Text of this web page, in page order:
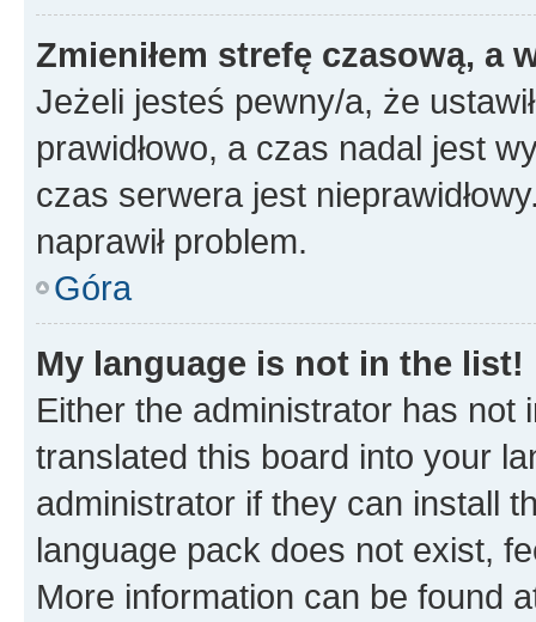
Zmieniłem strefę czasową, a
Jeżeli jesteś pewny/a, że
prawidłowo, a czas nadal jest
czas serwera jest
naprawił problem.
Góra
My language is not in the list!
Either the administrator has not
translated this board into your
administrator if they can install
language pack does not exist,
More information can be found